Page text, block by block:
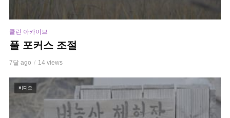
클린 아카이브
풀 포커스 조절
7달 ago 14 views
비디오